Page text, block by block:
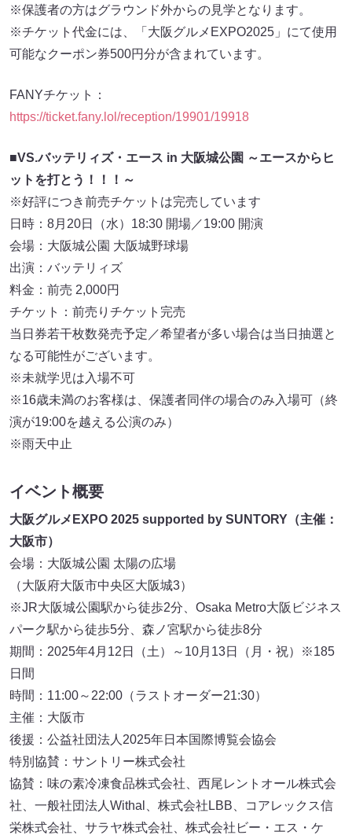
※保護者の方はグラウンド外からの見学となります。
※チケット代金には、「大阪グルメEXPO2025」にて使用
可能なクーポン券500円分が含まれています。
FANYチケット：
https://ticket.fany.lol/reception/19901/19918
■VS.バッテリィズ・エース in 大阪城公園 ～エースからヒ
ットを打とう！！！～
※好評につき前売チケットは完売しています
日時：8月20日（水）18:30 開場／19:00 開演
会場：大阪城公園 大阪城野球場
出演：バッテリィズ
料金：前売 2,000円
チケット：前売りチケット完売
当日券若干枚数発売予定／希望者が多い場合は当日抽選と
なる可能性がございます。
※未就学児は入場不可
※16歳未満のお客様は、保護者同伴の場合のみ入場可（終
演が19:00を越える公演のみ）
※雨天中止
イベント概要
大阪グルメEXPO 2025 supported by SUNTORY（主催：
大阪市）
会場：大阪城公園 太陽の広場
（大阪府大阪市中央区大阪城3）
※JR大阪城公園駅から徒歩2分、Osaka Metro大阪ビジネス
パーク駅から徒歩5分、森ノ宮駅から徒歩8分
期間：2025年4月12日（土）～10月13日（月・祝）※185
日間
時間：11:00～22:00（ラストオーダー21:30）
主催：大阪市
後援：公益社団法人2025年日本国際博覧会協会
特別協賛：サントリー株式会社
協賛：味の素冷凍食品株式会社、西尾レントオール株式会
社、一般社団法人Withal、株式会社LBB、コアレックス信
栄株式会社、サラヤ株式会社、株式会社ビー・エス・ケ